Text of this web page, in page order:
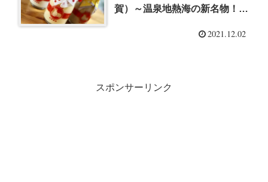
賀）～温泉地熱海の新名物！牛
プリン」をテイクアウト2021.12.02
スポンサーリンク